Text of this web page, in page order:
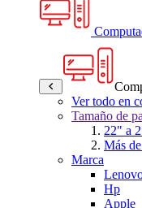
Ver todo en
Tamaño de
22" a
Más
Marca
Hp
Apple